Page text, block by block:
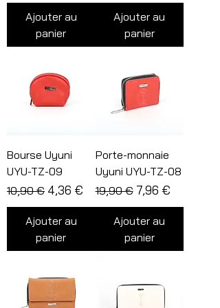
Ajouter au
panier
Ajouter au
panier
Bourse Uyuni
UYU-TZ-09
Prix original
10,90 € Prix promotionnel
4,36 €
Ajouter au
panier
Porte-monnaie
Uyuni UYU-TZ-08
Prix original
19,90 € Prix promotionnel
7,96 €
Ajouter au
panier